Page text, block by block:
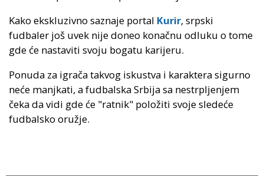
Kako ekskluzivno saznaje portal Kurir, srpski
fudbaler još uvek nije doneo konačnu odluku o tome
gde će nastaviti svoju bogatu karijeru.
Ponuda za igrača takvog iskustva i karaktera sigurno
neće manjkati, a fudbalska Srbija sa nestrpljenjem
čeka da vidi gde će "ratnik" položiti svoje sledeće
fudbalsko oružje.